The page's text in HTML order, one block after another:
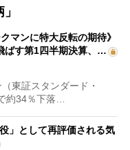
マンに特大反転の期待》
ばす第1四半期決算、…
東証スタンダード・
約34％下落…
」として再評価される気